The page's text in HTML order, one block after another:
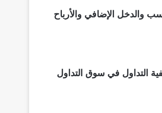
والدخل الإضافي والأرباح
التداول في سوق التداول